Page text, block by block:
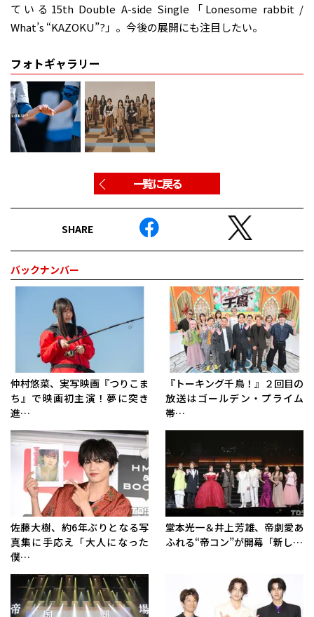
ている15th Double A-side Single「Lonesome rabbit /
What’s “KAZOKU”?」。今後の展開にも注目したい。
フォトギャラリー
一覧に戻る
SHARE
バックナンバー
仲村悠菜、実写映画『つりこま
ち』で映画初主演！夢に突き
進…
『トーキング千鳥！』２回目の
放送はゴールデン・プライム
帯…
佐藤大樹、約6年ぶりとなる写
真集に手応え「大人になった
僕…
堂本光一＆井上芳雄、帝劇愛あ
ふれる“帝コン”が開幕「新し…